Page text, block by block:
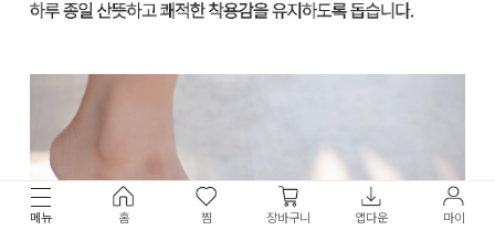
메뉴 홈 찜 장바구니 앱다운 마이